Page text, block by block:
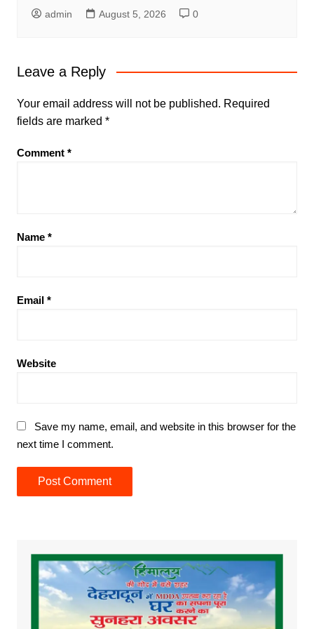
admin August 5, 2026 0
Leave a Reply
Your email address will not be published. Required
fields are marked *
Comment *
Name *
Email *
Website
Save my name, email, and website in this browser for the
next time I comment.